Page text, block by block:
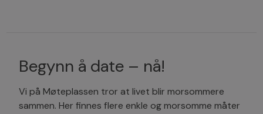
Begynn å date – nå!
Vi på Møteplassen tror at livet blir morsommere
sammen. Her finnes flere enkle og morsomme måter